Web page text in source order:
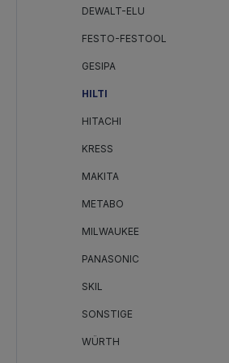
DEWALT-ELU
FESTO-FESTOOL
GESIPA
HILTI
HITACHI
KRESS
MAKITA
METABO
MILWAUKEE
PANASONIC
SKIL
SONSTIGE
WÜRTH